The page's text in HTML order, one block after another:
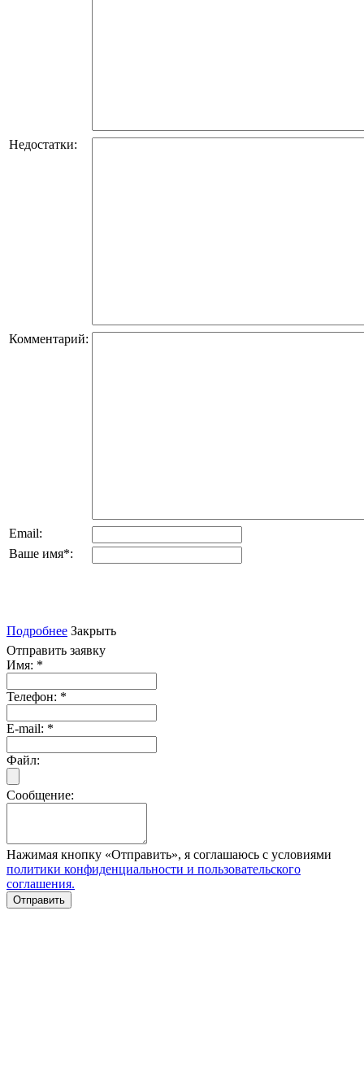
Недостатки:
Комментарий:
Email:
Ваше имя*:
Подробнее Закрыть
Отправить заявку
Имя: *
Телефон: *
E-mail: *
Файл:
Сообщение:
Нажимая кнопку «Отправить», я соглашаюсь с условиями
политики конфиденциальности и пользовательского
соглашения.
Отправить